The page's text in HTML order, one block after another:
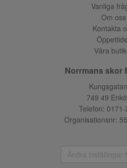
Vanliga
Om oss
Kontakta
Våra
Norrmans skor
749 49
Telefon: 0171-
Organisationsnr:
Ändra inställingar